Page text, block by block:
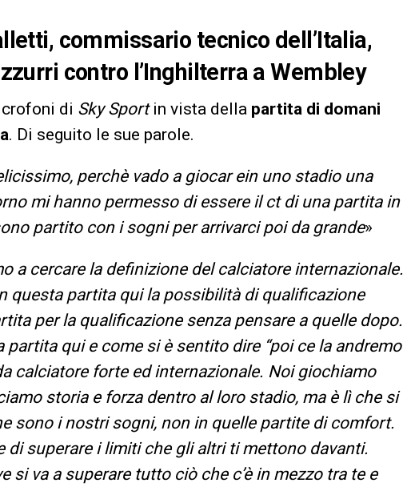
commissario tecnico dell’Italia,
contro l’Inghilterra a Wembley
di Sky Sportin vista della partita di domani
. Di seguito le sue parole.
perchè vado a giocar ein uno stadio una
mi hanno permesso di essere il ct di una partita in
partito con i sogni per arrivarci poi da grande»
a cercare la definizione del calciatore internazionale.
questa partita qui la possibilità di qualificazione
per la qualificazione senza pensare a quelle dopo.
partita qui e come si è sentito dire “poi ce la andremo
calciatore forte ed internazionale. Noi giochiamo
storia e forza dentro al loro stadio, ma è lì che si
sono i nostri sogni, non in quelle partite di comfort.
di superare i limiti che gli altri ti mettono davanti.
si va a superare tutto ciò che c’è in mezzo tra te e